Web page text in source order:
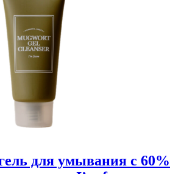
для умывания с 60%